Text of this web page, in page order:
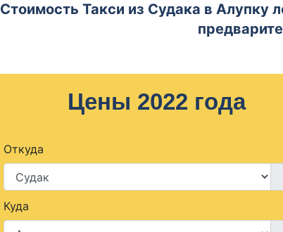
Стоимость Такси из Судака в Алупку
Цены 2022 года
Откуда
Куда